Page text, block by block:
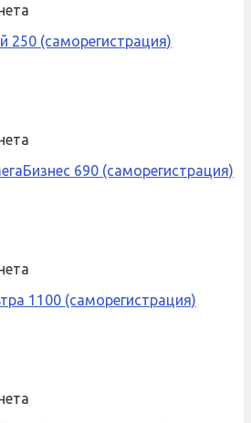
250 (саморегистрация)
690 (саморегистрация)
1100 (саморегистрация)